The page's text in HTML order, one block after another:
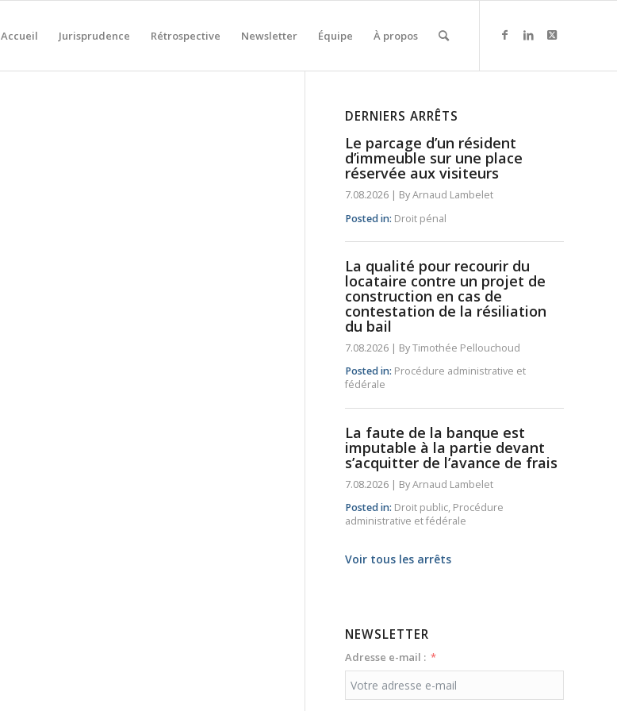
Accueil Jurisprudence Rétrospective Newsletter Équipe À propos
DERNIERS ARRÊTS
Le parcage d’un résident
d’immeuble sur une place
réservée aux visiteurs
7.08.2026 | ByArnaud Lambelet
Posted in: Droit pénal
La qualité pour recourir du
locataire contre un projet de
construction en cas de
contestation de la résiliation
du bail
7.08.2026 | ByTimothée Pellouchoud
Posted in: Procédure administrative et
fédérale
La faute de la banque est
imputable à la partie devant
s’acquitter de l’avance de frais
7.08.2026 | ByArnaud Lambelet
Posted in: Droit public, Procédure
administrative et fédérale
Voir tous les arrêts
NEWSLETTER
Adresse e-mail :